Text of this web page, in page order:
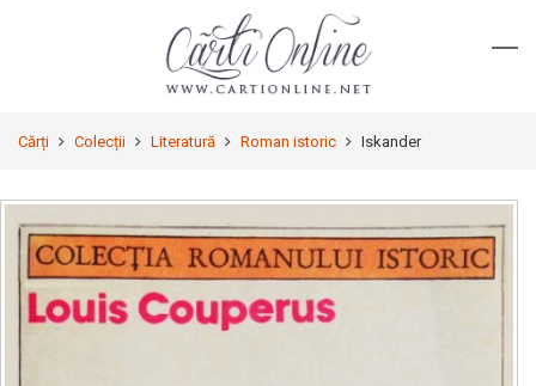
Cărți Colecții Literatură Roman istoric Iskander